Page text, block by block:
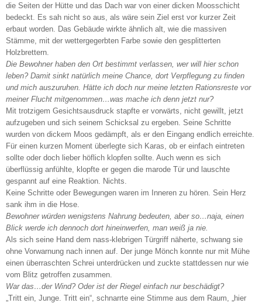
die Seiten der Hütte und das Dach war von einer dicken Moosschicht
bedeckt. Es sah nicht so aus, als wäre sein Ziel erst vor kurzer Zeit
erbaut worden. Das Gebäude wirkte ähnlich alt, wie die massiven
Stämme, mit der wettergegerbten Farbe sowie den gesplitterten
Holzbrettern.
Die Bewohner haben den Ort bestimmt verlassen, wer will hier schon
leben? Damit sinkt natürlich meine Chance, dort Verpflegung zu finden
und mich auszuruhen. Hätte ich doch nur meine letzten Rationsreste vor
meiner Flucht mitgenommen…was mache ich denn jetzt nur?
Mit trotzigem Gesichtsausdruck stapfte er vorwärts, nicht gewillt, jetzt
aufzugeben und sich seinem Schicksal zu ergeben. Seine Schritte
wurden von dickem Moos gedämpft, als er den Eingang endlich erreichte.
Für einen kurzen Moment überlegte sich Karas, ob er einfach eintreten
sollte oder doch lieber höflich klopfen sollte. Auch wenn es sich
überflüssig anfühlte, klopfte er gegen die marode Tür und lauschte
gespannt auf eine Reaktion. Nichts.
Keine Schritte oder Bewegungen waren im Inneren zu hören. Sein Herz
sank ihm in die Hose.
Bewohner würden wenigstens Nahrung bedeuten, aber so…naja, einen
Blick werde ich dennoch dort hineinwerfen, man weiß ja nie.
Als sich seine Hand dem nass-klebrigen Türgriff näherte, schwang sie
ohne Vorwarnung nach innen auf. Der junge Mönch konnte nur mit Mühe
einen überraschten Schrei unterdrücken und zuckte stattdessen nur wie
vom Blitz getroffen zusammen.
War das…der Wind? Oder ist der Riegel einfach nur beschädigt?
„Tritt ein, Junge. Tritt ein“, schnarrte eine Stimme aus dem Raum, „hier